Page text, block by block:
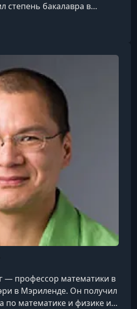
степень бакалавра в
в Техасском университете
доктора философии в
Селлерс был
Коэн за заслуги в
департамента
Пенсильвания и награды
от Ассоциации математики
— профессор математики в
в Мэриленде. Он получил
по математике и физике и